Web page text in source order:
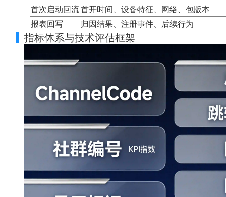
首次启动回流首开时间、设备特征、网络、包版本
报表回写
归因结果、注册事件、后续行为
指标体系与技术评估框架